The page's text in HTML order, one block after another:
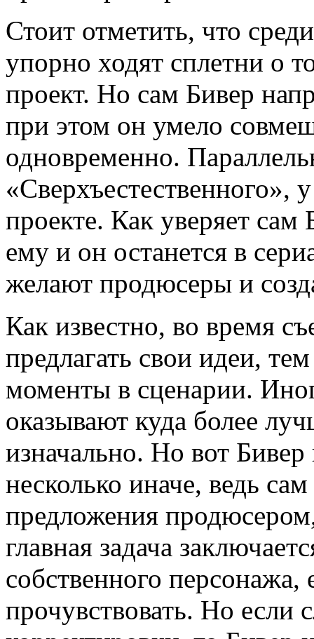
Стоит отметить, что
упорно ходят сплетни о
проект. Но сам Бивер
при этом он умело
одновременно.
проекте. Как уверяет сам
ему и он останется в
желают продюсеры и
Как известно, во время
предлагать свои идеи,
моменты в сценарии.
оказывают куда более
изначально. Но вот
несколько иначе, ведь
предложения продюсером,
главная задача
собственного персонажа,
прочувствовать. Но если